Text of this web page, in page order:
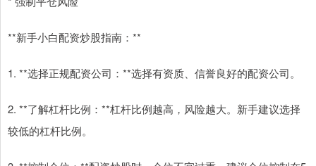
**新手小白配资炒股指南：**
1. **选择正规配资公司：**选择有资质、信誉良好的配资公司。
2. **了解杠杆比例：**杠杆比例越高，风险越大。新手建议选择
较低的杠杆比例。